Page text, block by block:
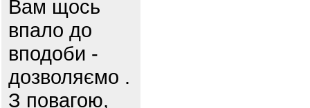
Вам щось
впало до
вподоби -
дозволяємо .
З повагою,